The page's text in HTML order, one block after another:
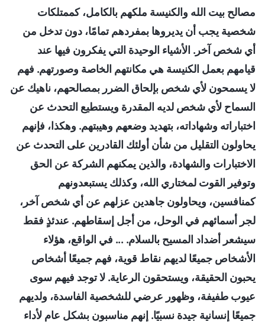
مصالح بيت الله والكنيسة ملكهم بالكامل، كممتلكات
شخصية يجب أن يديروها بمفردهم تمامًا، دون تدخل من
أي شخص آخر. الأشياء الوحيدة التي يفكرون فيها عند
قيامهم بعمل الكنيسة هي مكانتهم الخاصة وصورتهم. فهم
لا يسمحون لأي شخص بإلحاق الضرر بمصالحهم، ناهيك عن
السماح لأي شخص لديه المقدرة ويستطيع التحدث عن
اختباراته وشهاداته، بتهديد وضعهم وهيبتهم. وهكذا، فإنهم
يحاولون التقليل من شأن أولئك القادرين على التحدث عن
الاختبارات والشهادة، والذين يمكنهم الشركة عن الحق
وتوفير القوت لمختاري الله، وكذلك يستبعدونهم
كمنافسين، ويحاولون جاهدين عزلهم عن أي شخص آخر،
لجر أسمائهم في الوحل، من أجل إسقاطهم. عندئذٍ فقط
سيشعر أضداد المسيح بالسلام. ... في الواقع، هؤلاء
الأشخاص جميعًا لديهم نقاط قوية، فهم جميعًا أشخاص
يحبون الحقيقة، ويستحقون الرعاية. لا توجد فيهم سوى
عيوب طفيفة، وظهور عرضي للشخصية الفاسدة، ولديهم
جميعًا إنسانية جيدة نسبيًا. إنهم مناسبون بشكل عام لأداء